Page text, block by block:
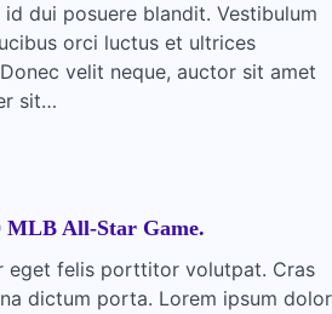
dui posuere blandit. Vestibulum
orci luctus et ultrices
velit neque, auctor sit amet
sit…
MLB All-Star Game.
eget felis porttitor volutpat. Cras
dictum porta. Lorem ipsum dolor